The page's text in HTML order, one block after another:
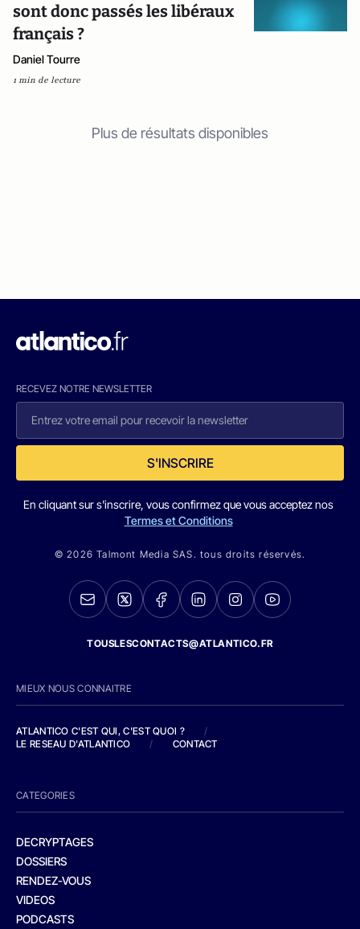
sont donc passés les libéraux
français ?
Daniel Tourre
1 min de lecture
Plus de résultats disponibles
RECEVEZ NOTRE NEWSLETTER
S'INSCRIRE
En cliquant sur s'inscrire, vous confirmez que vous acceptez nos
Termes et Conditions
© 2026 Talmont Media SAS. tous droits réservés.
TOUSLESCONTACTS@ATLANTICO.FR
MIEUX NOUS CONNAITRE
ATLANTICO C'EST QUI, C'EST QUOI ?
/
LE RESEAU D'ATLANTICO
/ CONTACT
CATEGORIES
DECRYPTAGES
DOSSIERS
RENDEZ-VOUS
VIDEOS
PODCASTS